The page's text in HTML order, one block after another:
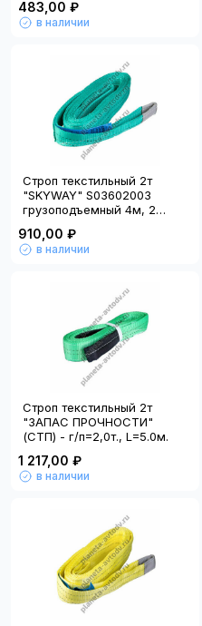
483,00 ₽
в наличии
Строп текстильный 2т
"SKYWAY" S03602003
грузоподъемный 4м, 2
910,00 ₽
в наличии
Строп текстильный 2т
"ЗАПАС ПРОЧНОСТИ"
(СТП) - г/п=2,0т., L=5.0м.
1 217,00 ₽
в наличии